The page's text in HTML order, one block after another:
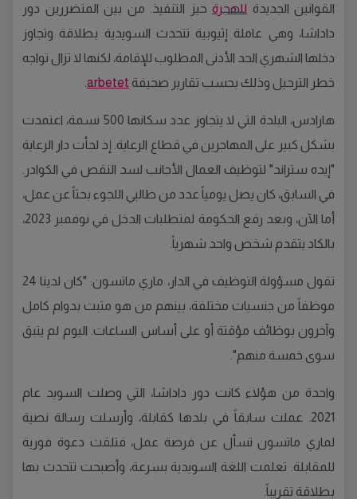
القوانين الجديدة للهجرة حيز التنفيذ. من بين المتضررين دور
داداشا، وهي عاملة إثيوبية تتحدث السويدية بطلاقة وتجاوز
دخلها الشهري الحد الأدنى المطلوب للإقامة، لكنها لا تزال تواجه
خطر الترحيل وذلك بحسب تقارير صحيفة arbetet
هارادس، البلدة التي لا يتجاوز عدد سكانها 500 نسمة، اعتمدت
بشكل كبير على المهاجرين في قطاع الرعاية. إذ لجأت دار الرعاية
"إيده ستراند" لتوظيف العمال الأجانب لسد النقص في الكوادر.
في السابق، كان يصل يومياً عدد من طالبي اللجوء بحثاً عن عمل،
أما الآن، وبعد رفع الحكومة لمتطلبات الدخل في نوفمبر 2023،
بالكاد يتقدم شخص واحد شهرياً.
تقول مسؤولة التوظيف في الدار، ماري ماتسون: "كان لدينا 24
موظفاً من جنسيات مختلفة، بينهم من هو مثبت بدوام كامل
وآخرون بوظائف مؤقتة أو على أساس الساعات. اليوم لم يتبق
سوى خمسة منهم".
واحدة من هؤلاء كانت دور داداشا، التي وصلت السويد عام
2021. عملت سابقاً في بلدها كقابلة، وأرسلت رسالة نصية
لماري ماتسون تسأل عن فرصة عمل، فتلقت دعوة فورية
للمقابلة. تعلمت اللغة السويدية بسرعة، وأصبحت تتحدث بها
بطلاقة تقريباً.